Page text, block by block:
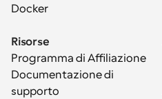
Docker
Risorse
Programma di Affiliazione
Documentazione di
supporto